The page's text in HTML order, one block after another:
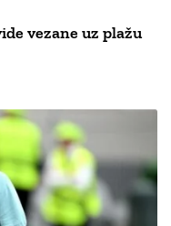
vezane uz plažu